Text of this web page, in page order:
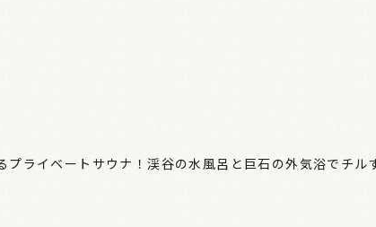
プライベートサウナ！渓谷の水風呂と巨石の外気浴でチル